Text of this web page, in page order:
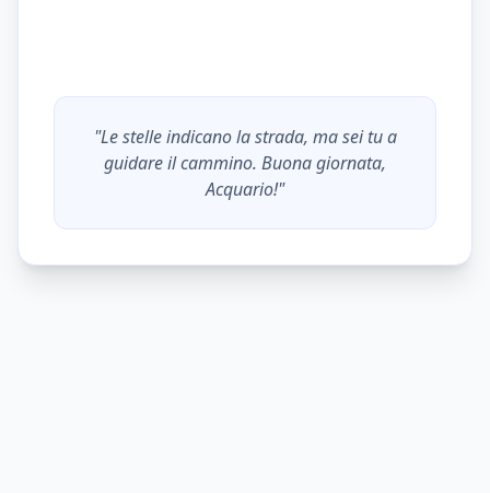
"Le stelle indicano la strada, ma sei tu a
guidare il cammino. Buona giornata,
Acquario!"